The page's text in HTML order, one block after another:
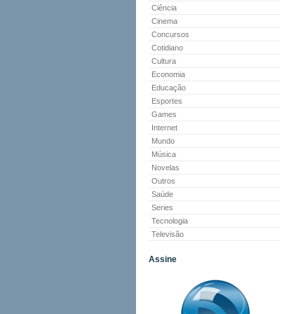
Ciência
Cinema
Concursos
Cotidiano
Cultura
Economia
Educação
Esportes
Games
Internet
Mundo
Música
Novelas
Outros
Saúde
Series
Tecnologia
Televisão
Assine